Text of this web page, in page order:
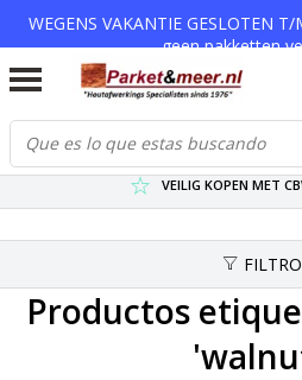
WEGENS VAKANTIE GESLOTEN
geen pakketten
VERZENDKOSTEN € 7,95
SCHERPSTE PRIJZEN TOT
VEILIG KOPEN MET
Productos